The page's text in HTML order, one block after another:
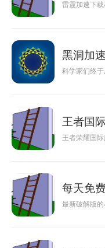
雷霆加速下
黑洞加
科学家们终
王者国
王者荣耀国
每天免
最新破解版